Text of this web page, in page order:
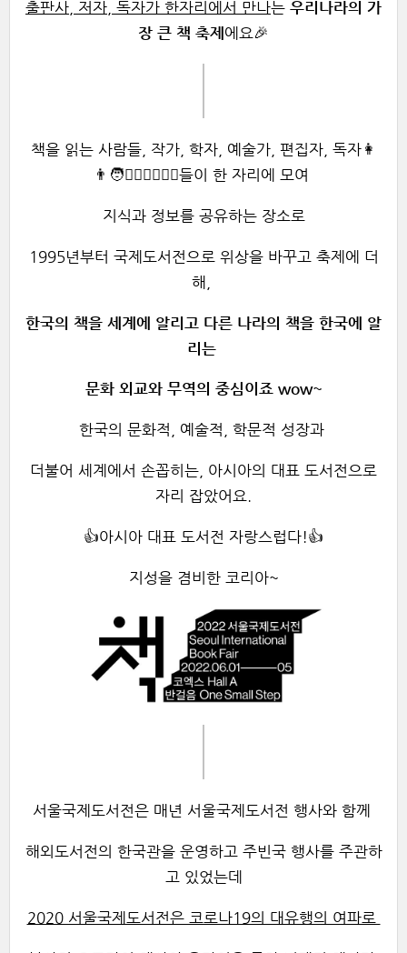
출판사, 저자, 독자가 한자리에서 만나는 우리나라의 가
장 큰 책 축제 에요🎉
책을 읽는 사람들, 작가, 학자, 예술가, 편집자, 독자👩
👨🧑👱‍♂️👱‍♀️👳‍♀️들이 한 자리에 모여
지식과 정보를 공유하는 장소로
1995년부터 국제도서전으로 위상을 바꾸고 축제에 더
해,
한국의 책을 세계에 알리고 다른 나라의 책을 한국에 알
리는
문화 외교와 무역의 중심이죠 wow~
한국의 문화적, 예술적, 학문적 성장과
더불어 세계에서 손꼽히는, 아시아의 대표 도서전으로
자리 잡았어요.
👍아시아 대표 도서전 자랑스럽다!👍
지성을 겸비한 코리아~
서울국제도서전은 매년 서울국제도서전 행사와 함께
해외도서전의 한국관을 운영하고 주빈국 행사를 주관하
고 있었는데
2020 서울국제도서전은 코로나19의 대유행의 여파로